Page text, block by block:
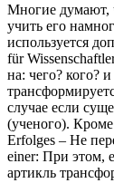
Многие думают,
учить его
используется
für
на: чего? кого?
случае если
(ученого).
Erfolges – Не
einer: При этом,
артикль